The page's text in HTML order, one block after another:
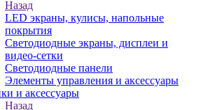
Назад
LED экраны, кулисы, напольные
покрытия
Светодиодные экраны, дисплеи и
видео-сетки
Светодиодные панели
Элементы управления и аксессуары
и аксессуары
Назад